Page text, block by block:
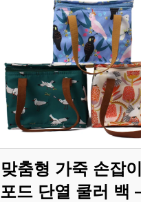
맞춤형 가죽 손잡
포드 단열 쿨러 백